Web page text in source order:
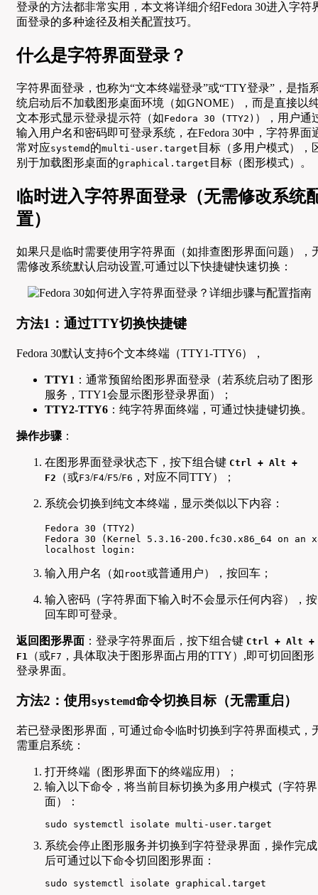
登录的方法都非常实用，本文将详细介绍Fedora 30进入字符
面登录的多种途径及相关配置技巧。
什么是字符界面登录？
字符界面登录，也称为“文本终端登录”或“TTY登录”，是指
统启动后不加载图形桌面环境（如GNOME），而是直接以
文本形式显示登录提示符（如Fedora 30 (TTY2) ），用户通
输入用户名和密码即可登录系统，在Fedora 30中，字符界面
常对应systemd 的multi-user.target 目标（多用户模式），
别于加载图形桌面的graphical.target 目标（图形模式）。
临时进入字符界面登录（无需修改系统
置）
如果只是临时需要使用字符界面（如排查图形界面问题），
需修改系统默认启动设置,可通过以下快捷键快速切换：
方法1：通过TTY切换快捷键
Fedora 30默认支持6个文本终端（TTY1-TTY6），
TTY1 ：通常预留给图形界面登录（若系统启动了图形
服务，TTY1会显示图形登录界面）；
TTY2-TTY6 ：纯字符界面终端，可通过快捷键切换。
操作步骤 ：
在图形界面登录状态下，按下组合键 Ctrl + Alt +
F2
（或F3/F4/F5/F6 ，对应不同TTY）；
系统会切换到纯文本终端，显示类似以下内容：
Fedora 30 (TTY2)
Fedora 30 (Kernel 5.3.16-200.fc30.x86_64 on an
localhost login:
输入用户名（如 root或普通用户），按回车；
输入密码（字符界面下输入时不会显示任何内容），按
回车即可登录。
返回图形界面 ：登录字符界面后，按下组合键 Ctrl + Alt +
F1
（或F7 ，具体取决于图形界面占用的TTY）,即可切回图形
登录界面。
方法2：使用 systemd命令切换目标（无需重启）
若已登录图形界面，可通过命令临时切换到字符界面模式，
需重启系统：
打开终端（图形界面下的终端应用）；
输入以下命令，将当前目标切换为多用户模式（字符界
面）：
sudo systemctl isolate multi-user.target
系统会停止图形服务并切换到字符登录界面，操作完成
后可通过以下命令切回图形界面：
sudo systemctl isolate graphical.target